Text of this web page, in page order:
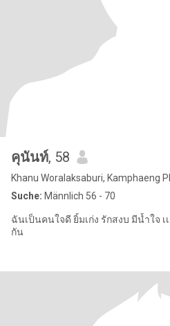
คุนันท์, 58
Khanu Woralaksaburi, Kamphaeng
Suche: Männlich 56 - 70
ฉันเป็นคนใจดี ยิ้มเก่ง รักสงบ มีน้ำใจ
กัน